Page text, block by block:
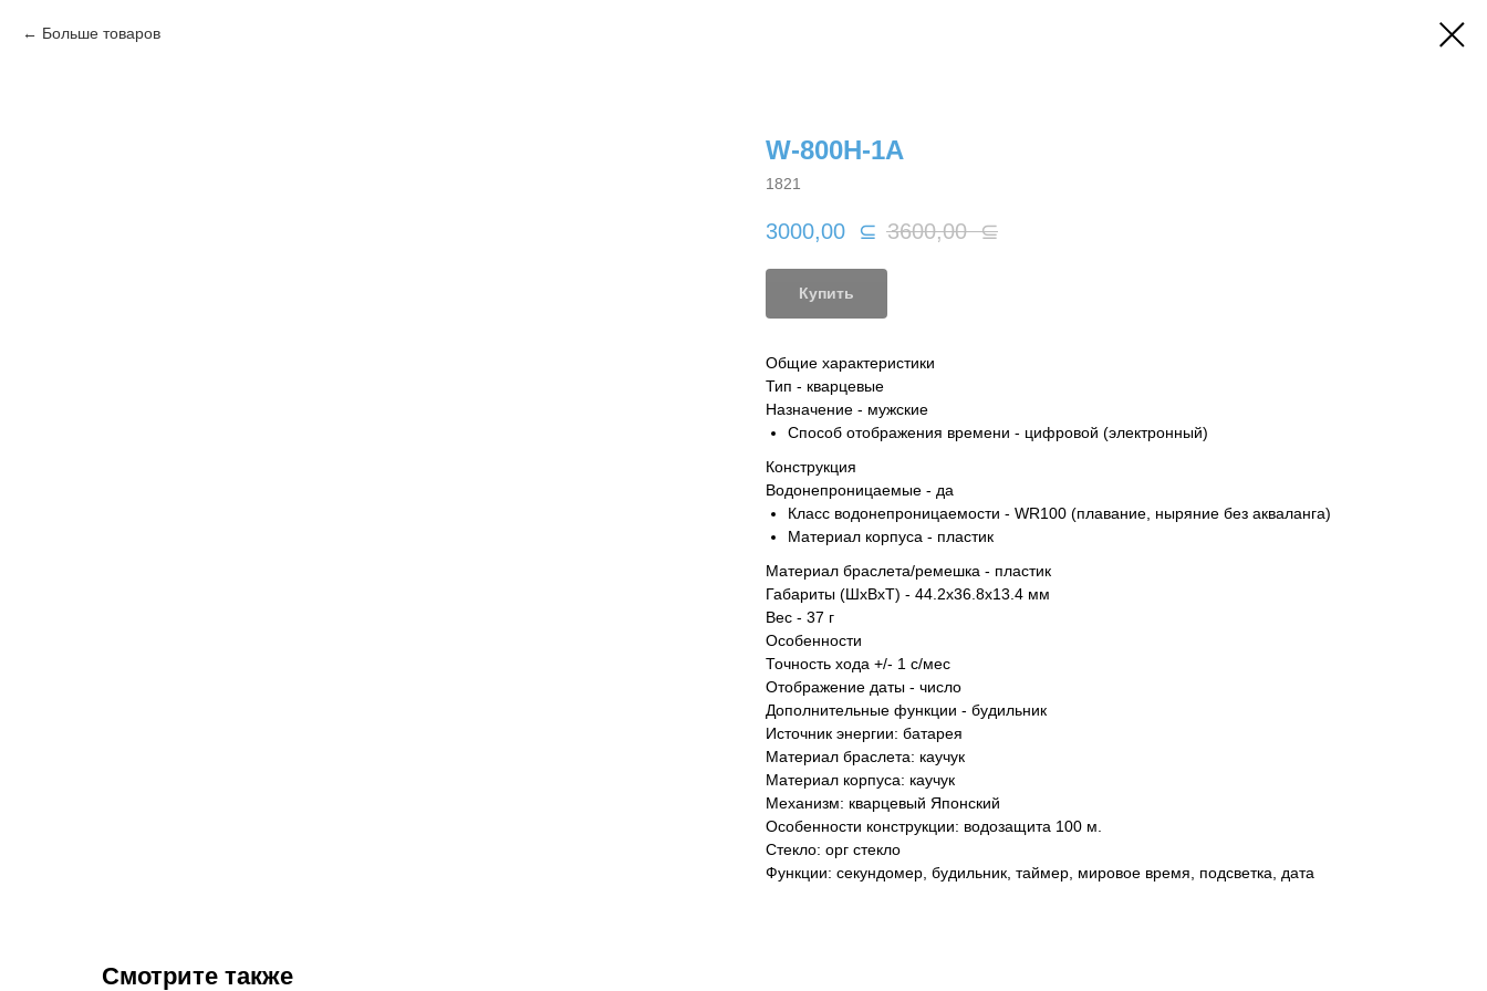
Больше товаров
W-800H-1A
1821
3000,00 ⊆ 3600,00 ⊆
Купить
Общие характеристики
Тип - кварцевые
Назначение - мужские
Способ отображения времени - цифровой (электронный)
Конструкция
Водонепроницаемые - да
Класс водонепроницаемости - WR100 (плавание, ныряние без акваланга)
Материал корпуса - пластик
Материал браслета/ремешка - пластик
Габариты (ШхВхТ) - 44.2x36.8x13.4 мм
Вес - 37 г
Особенности
Точность хода +/- 1 с/мес
Отображение даты - число
Дополнительные функции - будильник
Источник энергии: батарея
Материал браслета: каучук
Материал корпуса: каучук
Механизм: кварцевый Японский
Особенности конструкции: водозащита 100 м.
Стекло: орг стекло
Функции: секундомер, будильник, таймер, мировое время, подсветка, дата
Смотрите также